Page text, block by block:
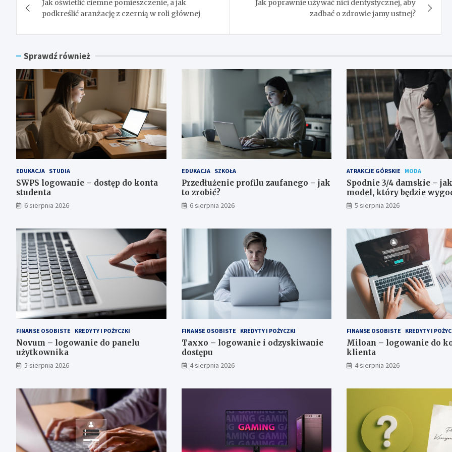
wpisu
Jak oświetlić ciemne pomieszczenie, a jak
podkreślić aranżację z czernią w roli głównej
Jak poprawnie używać nici dentystycznej, aby
zadbać o zdrowie jamy ustnej?
Sprawdź również
EDUKACJA STUDIA
SWPS logowanie – dostęp do konta
studenta
6 sierpnia 2026
EDUKACJA SZKOŁA
Przedłużenie profilu zaufanego – jak
to zrobić?
6 sierpnia 2026
ATRAKCJE GÓRSKIE MODA
Spodnie 3/4 damskie –
model, który będzie
do stylizowania?
5 sierpnia 2026
FINANSE OSOBISTE KREDYTY I POŻYCZKI
Novum – logowanie do panelu
użytkownika
5 sierpnia 2026
FINANSE OSOBISTE KREDYTY I POŻYCZKI
Taxxo – logowanie i odzyskiwanie
dostępu
4 sierpnia 2026
FINANSE OSOBISTE KREDYTY I
Miloan – logowanie do
klienta
4 sierpnia 2026